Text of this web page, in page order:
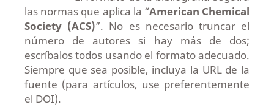
las normas que aplica la “American Chemical
Society (ACS)”. No es necesario truncar el
número de autores si hay más de dos;
escríbalos todos usando el formato adecuado.
Siempre que sea posible, incluya la URL de la
fuente (para artículos, use preferentemente
el DOI).